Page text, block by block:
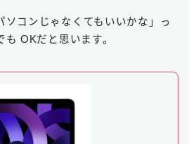
ソコンじゃなくてもいいかな」っ
OKだと思います。